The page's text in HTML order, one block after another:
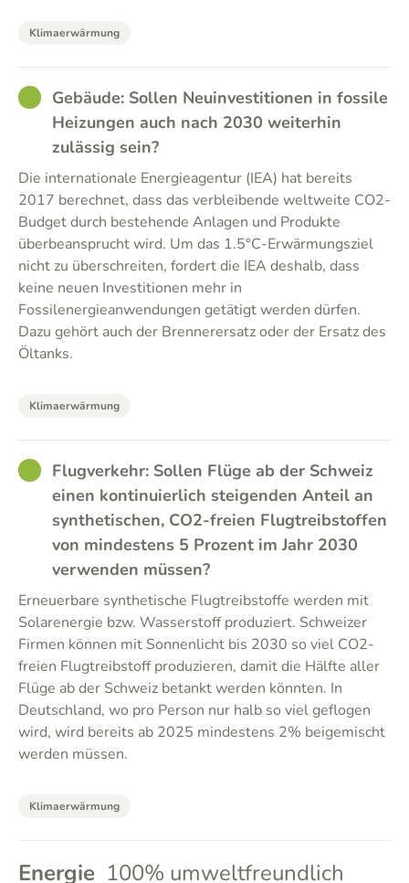
Klimaerwärmung
GOODGebäude: Sollen Neuinvestitionen in fossile
Heizungen auch nach 2030 weiterhin
zulässig sein?
Die internationale Energieagentur (IEA) hat bereits
2017 berechnet, dass das verbleibende weltweite CO2-
Budget durch bestehende Anlagen und Produkte
überbeansprucht wird. Um das 1.5°C-Erwärmungsziel
nicht zu überschreiten, fordert die IEA deshalb, dass
keine neuen Investitionen mehr in
Fossilenergieanwendungen getätigt werden dürfen.
Dazu gehört auch der Brennerersatz oder der Ersatz des
Öltanks.
Klimaerwärmung
GOODFlugverkehr: Sollen Flüge ab der Schweiz
einen kontinuierlich steigenden Anteil an
synthetischen, CO2-freien Flugtreibstoffen
von mindestens 5 Prozent im Jahr 2030
verwenden müssen?
Erneuerbare synthetische Flugtreibstoffe werden mit
Solarenergie bzw. Wasserstoff produziert. Schweizer
Firmen können mit Sonnenlicht bis 2030 so viel CO2-
freien Flugtreibstoff produzieren, damit die Hälfte aller
Flüge ab der Schweiz betankt werden könnten. In
Deutschland, wo pro Person nur halb so viel geflogen
wird, wird bereits ab 2025 mindestens 2% beigemischt
werden müssen.
Klimaerwärmung
Energie 100% umweltfreundlich